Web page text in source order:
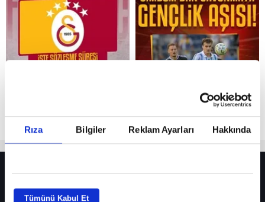
Rıza Bilgiler Reklam Ayarları Hakkında
Tümünü Kabul Et
Reddet
Fenerbahçe’de sürpriz ayrılık ihtimali! Devre arasında gelmişti